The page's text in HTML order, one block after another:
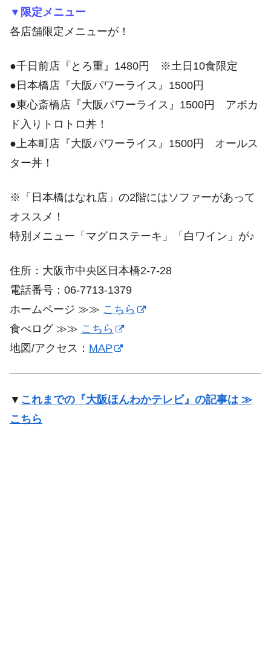
▼限定メニュー
各店舗限定メニューが！
●千日前店『とろ重』1480円 ※土日10食限定
●日本橋店『大阪パワーライス』1500円
●東心斎橋店『大阪パワーライス』1500円 アボカ
ド入りトロトロ丼！
●上本町店『大阪パワーライス』1500円 オールス
ター丼！
※「日本橋はなれ店」の2階にはソファーがあって
オススメ！
特別メニュー「マグロステーキ」「白ワイン」が♪
住所：大阪市中央区日本橋2-7-28
電話番号：06-7713-1379
ホームページ ≫≫ こちら
食べログ ≫≫ こちら
地図/アクセス： MAP
▼ これまでの『大阪ほんわかテレビ』の記事は ≫
こちら